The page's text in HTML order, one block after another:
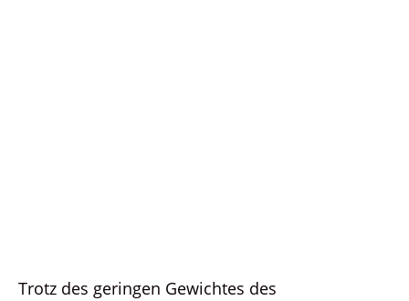
Trotz des geringen Gewichtes des